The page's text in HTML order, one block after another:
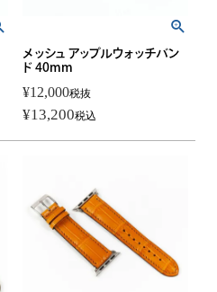
メッシュ アップルウォッチバン
ド 40mm
¥12,000税抜
¥13,200税込